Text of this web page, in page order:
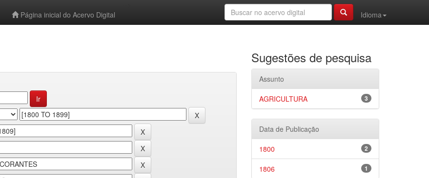
Página inicial do Acervo Digital
Idioma
Sugestões de pesquisa
Assunto
3
AGRICULTURA
Data de Publicação
2
1800
1
1806